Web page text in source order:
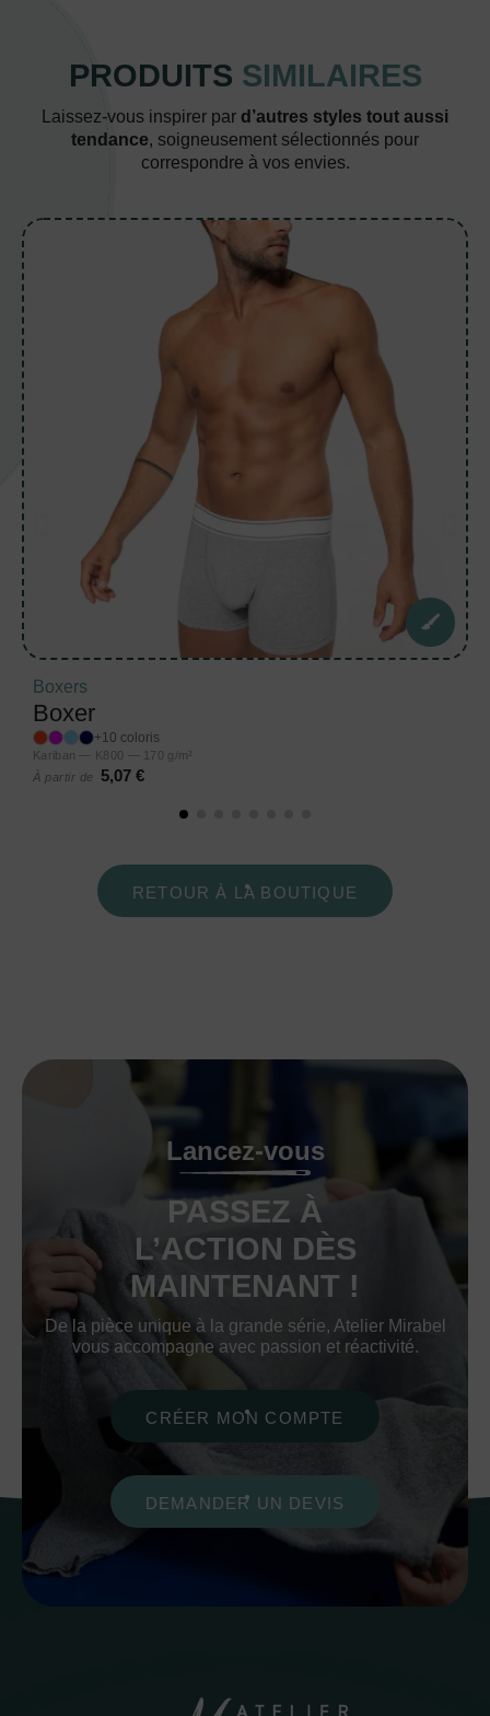
PRODUITS SIMILAIRES
Laissez-vous inspirer par d’autres styles tout aussi
tendance, soigneusement sélectionnés pour
correspondre à vos envies.
Boxers
Boxer
+10 coloris
Kariban — K800 — 170 g/m²
À partir de
5,07 €
RETOUR À LA BOUTIQUE
Lancez-vous
PASSEZ À
L’ACTION DÈS
MAINTENANT !
De la pièce unique à la grande série, Atelier Mirabel
vous accompagne avec passion et réactivité.
CRÉER MON COMPTE
DEMANDER UN DEVIS